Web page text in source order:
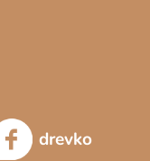
drevko